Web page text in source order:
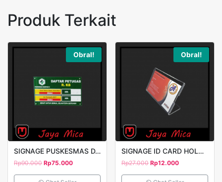
Produk Terkait
Obral!
SIGNAGE PUSKESMAS DAFTAR PETUGAS 30X20CM
Rp90.000 Rp75.000
Obral!
SIGNAGE ID CARD HOLDER 9X6CM CLEAR
Rp27.000 Rp12.000